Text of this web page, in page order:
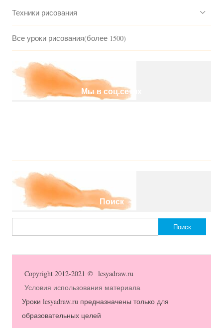
Техники рисования
Все уроки рисования(более 1500)
Мы в соц.сетях
Поиск
Copyright 2012-2021 © lesyadraw.ru
Условия использования материала
Уроки lesyadraw.ru предназначены только для
образовательных целей